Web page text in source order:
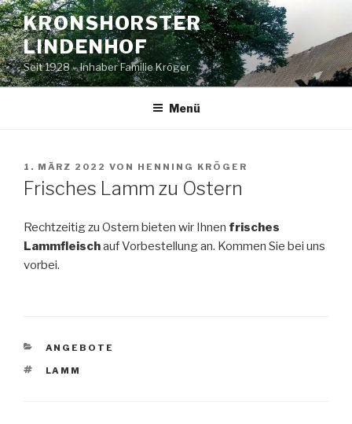
Zum
Inhalt
springen
KRONSHORSTER
LINDENHOF
Seit 1928 – Inhaber Familie Kröger
Menü
VERÖFFENTLICHT
AM
1. MÄRZ 2022 VON HENNING KRÖGER
Frisches Lamm zu Ostern
Rechtzeitig zu Ostern bieten wir Ihnen frisches
Lammfleischauf Vorbestellung an. Kommen Sie bei uns
vorbei.
KATEGORIEN
ANGEBOTE
SCHLAGWÖRTER
LAMM